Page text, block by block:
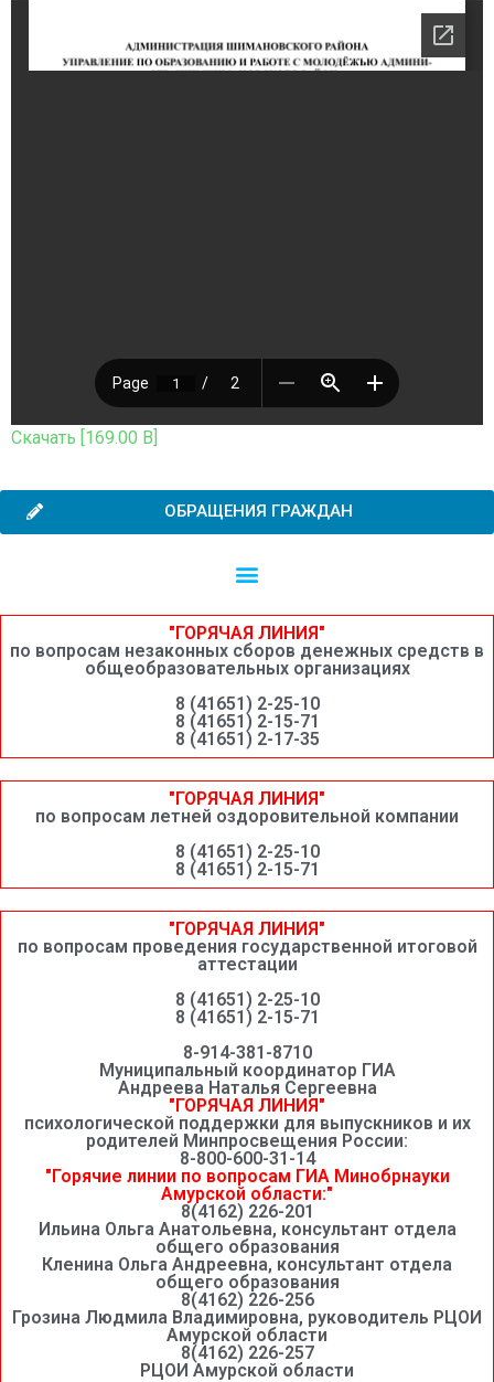
Скачать [169.00 B]
ОБРАЩЕНИЯ ГРАЖДАН
"ГОРЯЧАЯ ЛИНИЯ"
по вопросам незаконных сборов денежных средств в
общеобразовательных организациях
8 (41651) 2-25-10
8 (41651) 2-15-71
8 (41651) 2-17-35
"ГОРЯЧАЯ ЛИНИЯ"
по вопросам летней оздоровительной компании
8 (41651) 2-25-10
8 (41651) 2-15-71
"ГОРЯЧАЯ ЛИНИЯ"
по вопросам проведения государственной итоговой
аттестации
8 (41651) 2-25-10
8 (41651) 2-15-71
8-914-381-8710
Муниципальный координатор ГИА
Андреева Наталья Сергеевна
"ГОРЯЧАЯ ЛИНИЯ"
психологической поддержки для выпускников и их
родителей Минпросвещения России:
8-800-600-31-14
"Горячие линии по вопросам ГИА Минобрнауки
Амурской области:"
8(4162) 226-201
Ильина Ольга Анатольевна, консультант отдела
общего образования
Кленина Ольга Андреевна, консультант отдела
общего образования
8(4162) 226-256
Грозина Людмила Владимировна, руководитель РЦОИ
Амурской области
8(4162) 226-257
РЦОИ Амурской области